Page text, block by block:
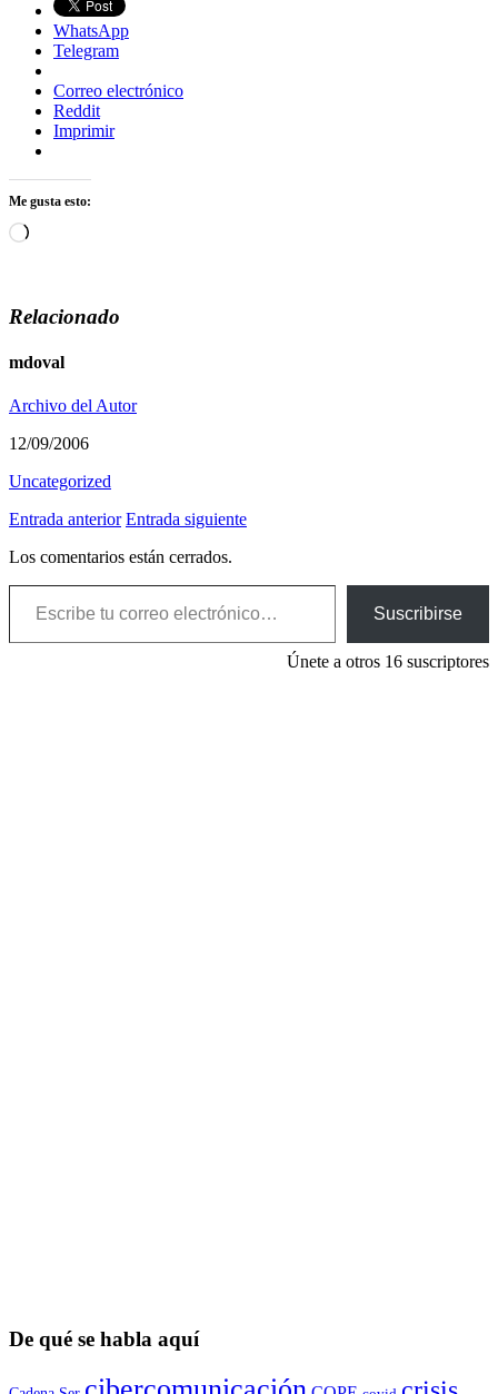
WhatsApp
Telegram
Correo electrónico
Reddit
Imprimir
Me gusta esto:
Cargando...
Relacionado
mdoval
Archivo del Autor
12/09/2006
Uncategorized
Entrada anterior Entrada siguiente
Los comentarios están cerrados.
Escribe tu correo electrónico…
Suscribirse
Únete a otros 16 suscriptores
De qué se habla aquí